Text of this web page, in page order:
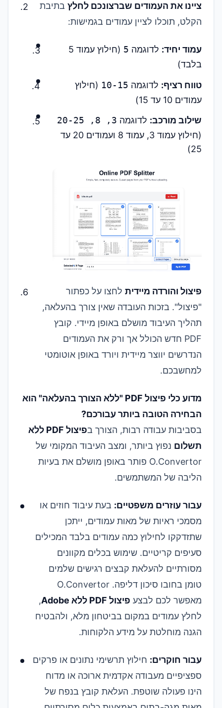
ציינו את העמודים שברצונכם לחלץ בתיבת
הקלט, תוכלו לציין עמודים בגמישות:
עמוד יחיד: לדוגמה 5
(חילוץ עמוד 5
בלבד)
טווח רציף: לדוגמה 10-15 (חילוץ
עמודים 10 עד 15)
שילוב מורכב: לדוגמה 3, 8, 20-25
(חילוץ עמוד 3, עמוד 8 ועמודים 20 עד
25)
פיצול והורדה מיידית לחצו על כפתור
"פיצול". בזכות העובדה שאין צורך בהעלאה,
תהליך העיבוד מושלם באופן מיידי. קובץ
PDF חדש הכולל אך ורק את העמודים
הנדרשים יווצר מיידית ויורד באופן אוטומטי
למחשבכם.
מדוע כלי פיצול PDF "ללא הצורך בהעלאה" הוא
הבחירה הטובה ביותר עבורכם?
בסביבות עבודה רבות, הצורך ב
פיצול PDF ללא
תשלום נפוץ ביותר, ומצב העיבוד המקומי של
O.Convertor פותר באופן מושלם את בעיות
הליבה של המשתמשים.
עבור עוזרים משפטיים: בעת עיבוד חוזים או
מסמכי ראיות של מאות עמודים, ייתכן
שתזדקקו לחילוץ כמה עמודים בלבד המכילים
סעיפים קריטיים. שימוש בכלים מקוונים
מסורתיים להעלאת קבצים רגישים שלמים
טומן בחובו סיכון דליפה. O.Convertor
מאפשר לכם לבצע פיצול PDF ללא Adobe
,
לחלץ עמודים במקום בביטחון מלא, ולהבטיח
הגנה מוחלטת על מידע הלקוחות.
עבור חוקרים: חילוץ תרשימי נתונים או פרקים
ספציפיים מעבודה אקדמית ארוכה או מדוח
הינו פעולה שוטפת. העלאת קובץ בנפח של